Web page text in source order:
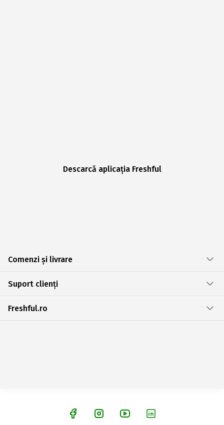
Descarcă aplicația Freshful
Comenzi și livrare
Suport clienți
Freshful.ro